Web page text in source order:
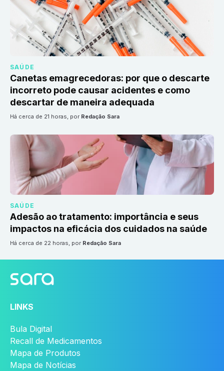
SAÚDE
Canetas emagrecedoras: por que o descarte
incorreto pode causar acidentes e como
descartar de maneira adequada
há cerca de 21 horas, por Redação Sara
SAÚDE
Adesão ao tratamento: importância e seus
impactos na eficácia dos cuidados na saúde
há cerca de 22 horas, por Redação Sara
LINKS
Bula Digital
Recall de Medicamentos
Mapa de Produtos
Mapa de Notícias